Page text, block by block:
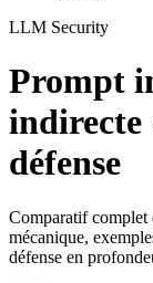
LLM Security
Prompt
indirecte
défense
Comparatif complet
mécanique,
défense en